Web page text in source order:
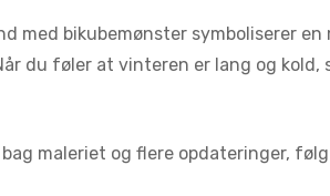
med bikubemønster symboliserer
du føler at vinteren er lang og
maleriet og flere opdateringer,